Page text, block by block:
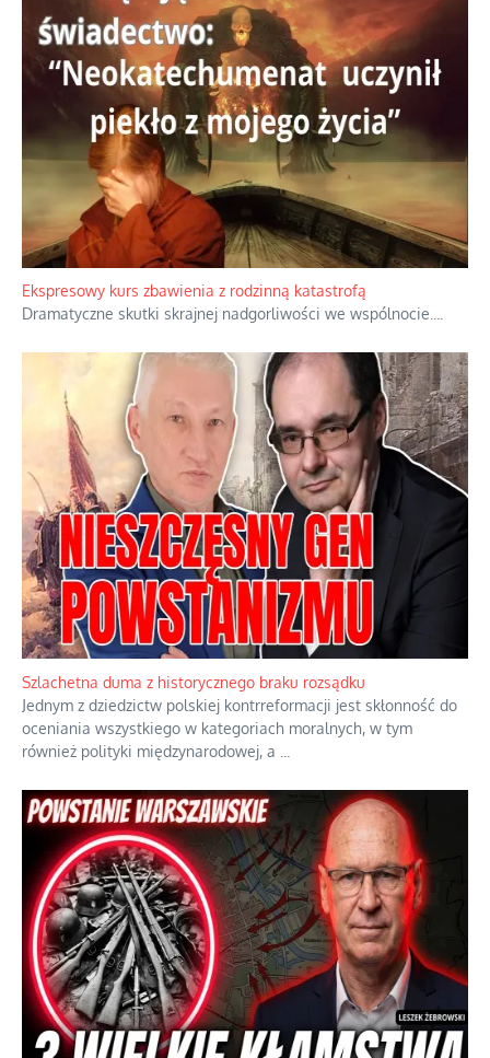
Ekspresowy kurs zbawienia z rodzinną katastrofą
Dramatyczne skutki skrajnej nadgorliwości we wspólnocie.
Szlachetna duma z historycznego braku rozsądku
Jednym z dziedzictw polskiej kontrreformacji jest skłonność do
oceniania wszystkiego w kategoriach moralnych, w tym
również polityki międzynarodowej, a